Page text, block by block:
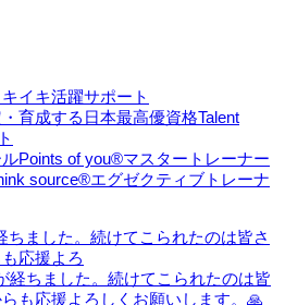
イキ活躍サポート
育成する日本最高優資格Talent
Points of you®マスタートレーナー
source®エグゼクティブトレーナ
ちました。続けてこられたのは皆さ
応援よろ